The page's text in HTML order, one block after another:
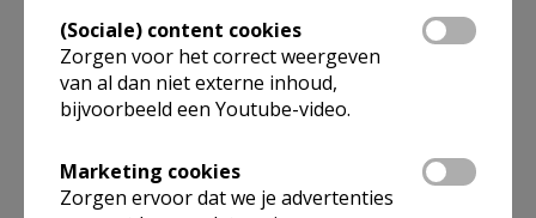
Bidden met de paus: Instagram, Facebook
en posters
(Sociale) content cookies
Zorgen voor het correct weergeven
van al dan niet externe inhoud,
bijvoorbeeld een Youtube-video.
Marketing cookies
Zorgen ervoor dat we je advertenties